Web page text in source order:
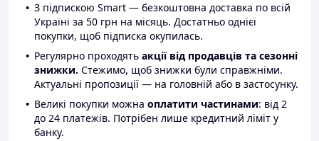
З підпискою Smart — безкоштовна доставка по всій
Україні за 50 грн на місяць. Достатньо однієї
покупки, щоб підписка окупилась.
Регулярно проходять акції від продавців та сезонні
знижки. Стежимо, щоб знижки були справжніми.
Актуальні пропозиції — на головній або в застосунку.
Великі покупки можна оплатити частинами: від 2
до 24 платежів. Потрібен лише кредитний ліміт у
банку.